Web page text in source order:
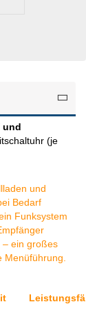
und
(je
und
Bedarf
Funksystem
– ein großes
Menüführung.